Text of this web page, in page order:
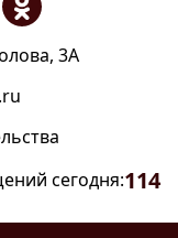
3А
сегодня:114